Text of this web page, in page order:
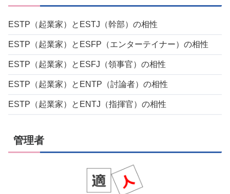
ESTP（起業家）とESTJ（幹部）の相性
ESTP（起業家）とESFP（エンターテイナー）の相性
ESTP（起業家）とESFJ（領事官）の相性
ESTP（起業家）とENTP（討論者）の相性
ESTP（起業家）とENTJ（指揮官）の相性
管理者